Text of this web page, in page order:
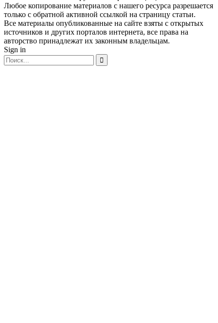
Любое копирование материалов с нашего ресурса разрешается
только с обратной активной ссылкой на страницу статьи.
Все материалы опубликованные на сайте взяты с открытых
источников и других порталов интернета, все права на
авторство принадлежат их законным владельцам.
Sign in